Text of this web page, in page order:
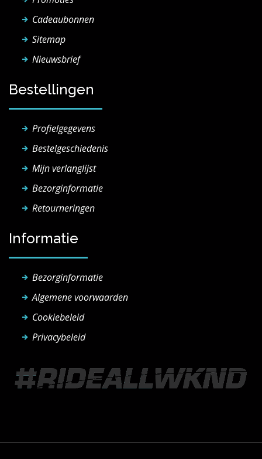
Cadeaubonnen
Sitemap
Nieuwsbrief
Bestellingen
Profielgegevens
Bestelgeschiedenis
Mijn verlanglijst
Bezorginformatie
Retourneringen
Informatie
Bezorginformatie
Algemene voorwaarden
Cookiebeleid
Privacybeleid